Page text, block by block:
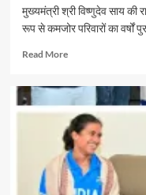
मुख्यमंत्री श्री विष्णुदेव साय की
रूप से कमजोर परिवारों का वर्षों
Read MoreRead
पर्यटन
एवं
संस्कृति
मंत्री
श्री
राजेश
अग्रवाल